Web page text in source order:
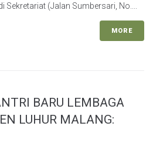
(Jalan Sumbersari, No....
MORE
BARU LEMBAGA
LUHUR MALANG: